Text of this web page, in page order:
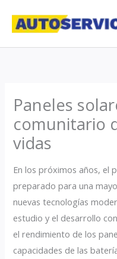
Paneles
comunitario
vidas
En los próximos años, el
preparado para una
nuevas tecnologías
estudio y el desarrollo
el rendimiento de los
capacidades de las